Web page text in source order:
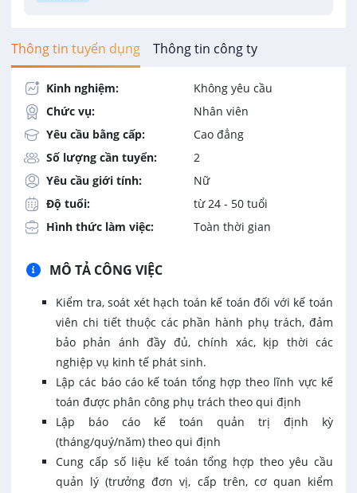
Thông tin tuyển dụng Thông tin công ty
Kinh nghiệm:
Không yêu cầu
Chức vụ:
Nhân viên
Yêu cầu bằng cấp:
Cao đẳng
Số lượng cần tuyển:
2
Yêu cầu giới tính:
Nữ
Độ tuổi:
từ 24 - 50 tuổi
Hình thức làm việc:
Toàn thời gian
MÔ TẢ CÔNG VIỆC
Kiểm tra, soát xét hạch toán kế toán đối với kế toán
viên chi tiết thuộc các phần hành phụ trách, đảm
bảo phản ánh đầy đủ, chính xác, kịp thời các
nghiệp vụ kinh tế phát sinh.
Lập các báo cáo kế toán tổng hợp theo lĩnh vực kế
toán được phân công phụ trách theo qui định
Lập báo cáo kế toán quản trị định kỳ
(tháng/quý/năm) theo qui định
Cung cấp số liệu kế toán tổng hợp theo yêu cầu
quản lý (trưởng đơn vị, cấp trên, cơ quan kiểm